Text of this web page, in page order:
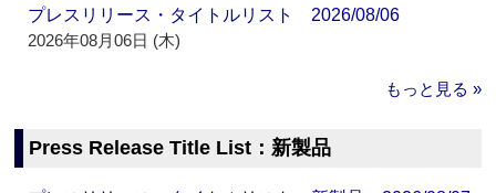
プレスリリース・タイトルリスト 2026/08/06
2026年08月06日 (木)
もっと見る »
Press Release Title List：新製品